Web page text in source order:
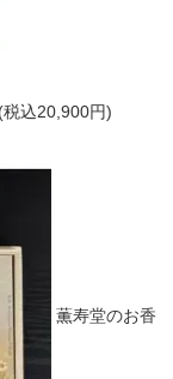
込20,900円)
薫寿堂のお香